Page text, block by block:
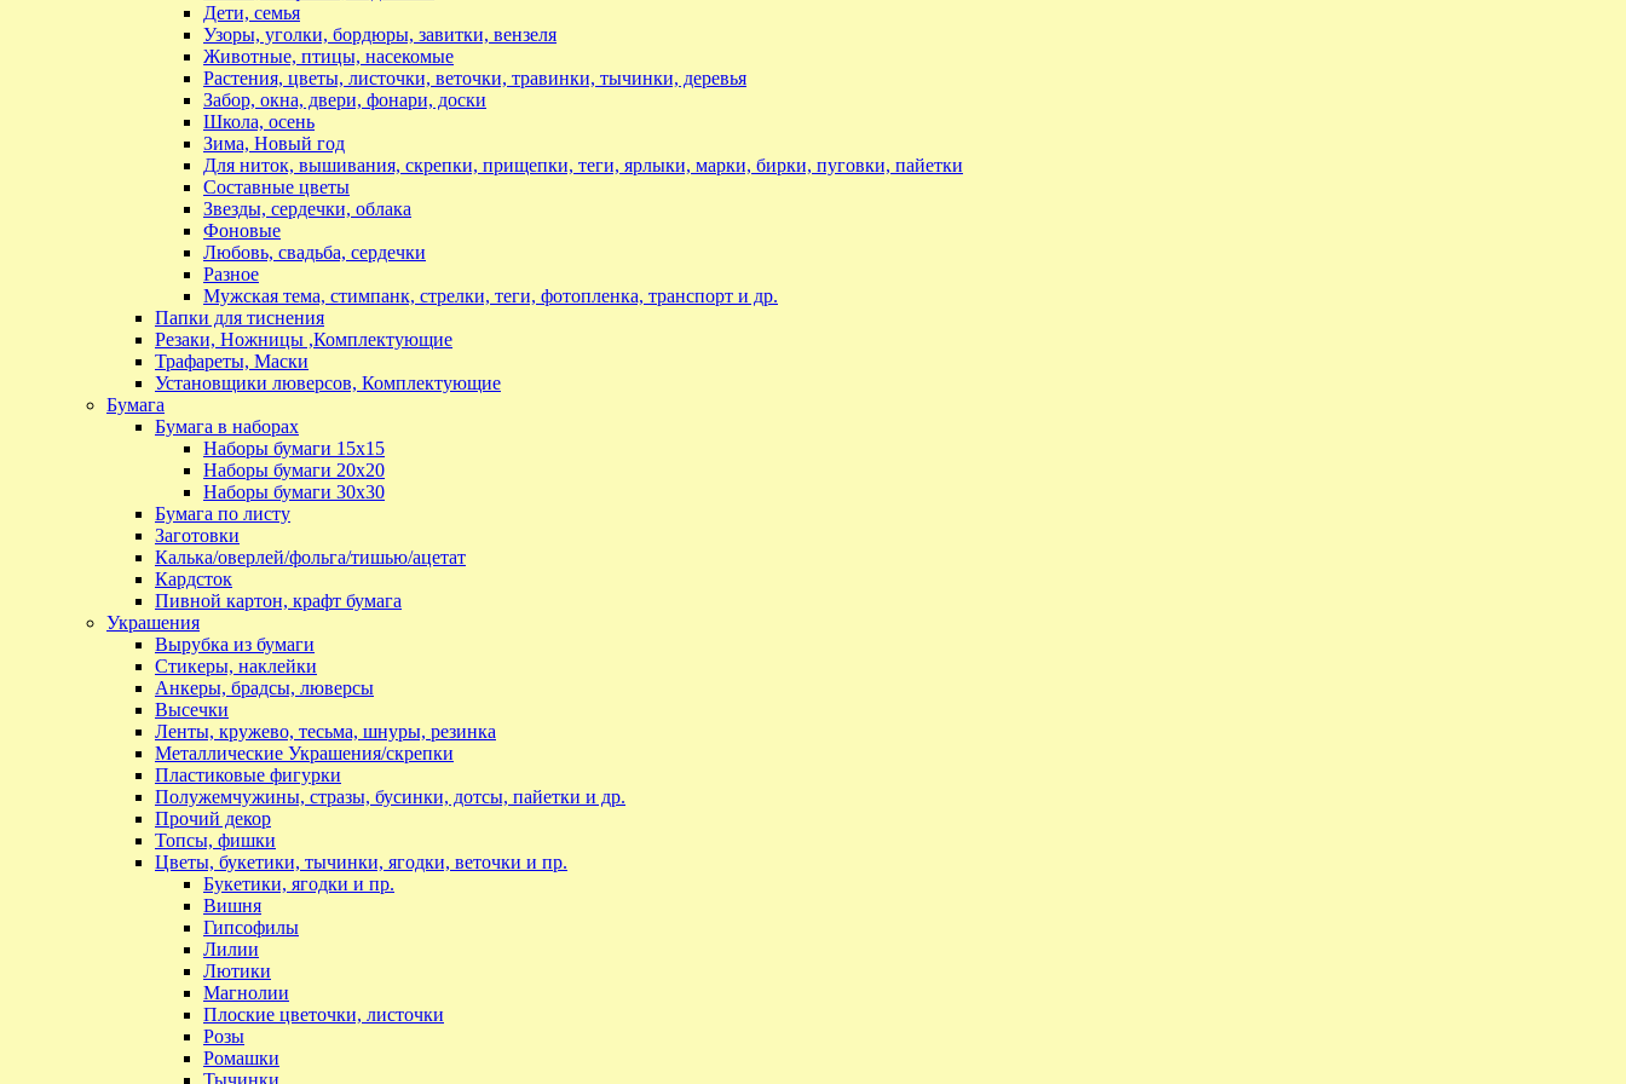
Дети, семья
Узоры, уголки, бордюры, завитки, вензеля
Животные, птицы, насекомые
Растения, цветы, листочки, веточки, травинки, тычинки, деревья
Забор, окна, двери, фонари, доски
Школа, осень
Зима, Новый год
Для ниток, вышивания, скрепки, прищепки, теги, ярлыки, марки, бирки, пуговки, пайетки
Составные цветы
Звезды, сердечки, облака
Фоновые
Любовь, свадьба, сердечки
Разное
Мужская тема, стимпанк, стрелки, теги, фотопленка, транспорт и др.
Папки для тиснения
Резаки, Ножницы ,Комплектующие
Трафареты, Маски
Установщики люверсов, Комплектующие
Бумага
Бумага в наборах
Наборы бумаги 15х15
Наборы бумаги 20х20
Наборы бумаги 30х30
Бумага по листу
Заготовки
Калька/оверлей/фольга/тишью/ацетат
Кардсток
Пивной картон, крафт бумага
Украшения
Вырубка из бумаги
Стикеры, наклейки
Анкеры, брадсы, люверсы
Высечки
Ленты, кружево, тесьма, шнуры, резинка
Металлические Украшения/скрепки
Пластиковые фигурки
Полужемчужины, стразы, бусинки, дотсы, пайетки и др.
Прочий декор
Топсы, фишки
Цветы, букетики, тычинки, ягодки, веточки и пр.
Букетики, ягодки и пр.
Вишня
Гипсофилы
Лилии
Лютики
Магнолии
Плоские цветочки, листочки
Розы
Ромашки
Тычинки